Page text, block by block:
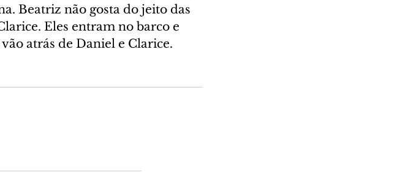
Beatriz não gosta do jeito das
Eles entram no barco e
atrás de Daniel e Clarice.